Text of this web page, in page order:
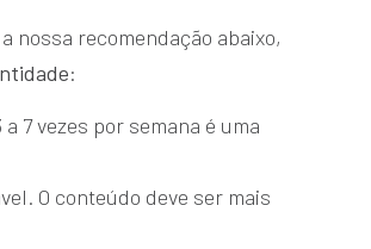
nossa recomendação abaixo,
:
7 vezes por semana é uma
O conteúdo deve ser mais